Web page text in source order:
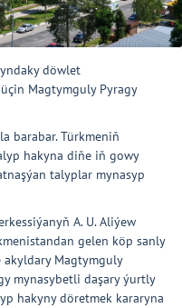
döwlet
Magtymguly Pyragy
barabar. Türkmeniň
hakyna diňe iň gowy
talyplar mynasyp
A. U. Aliýew
gelen köp sanly
akyldary Magtymguly
mynasybetli daşary ýurtly
hakyny döretmek kararyna